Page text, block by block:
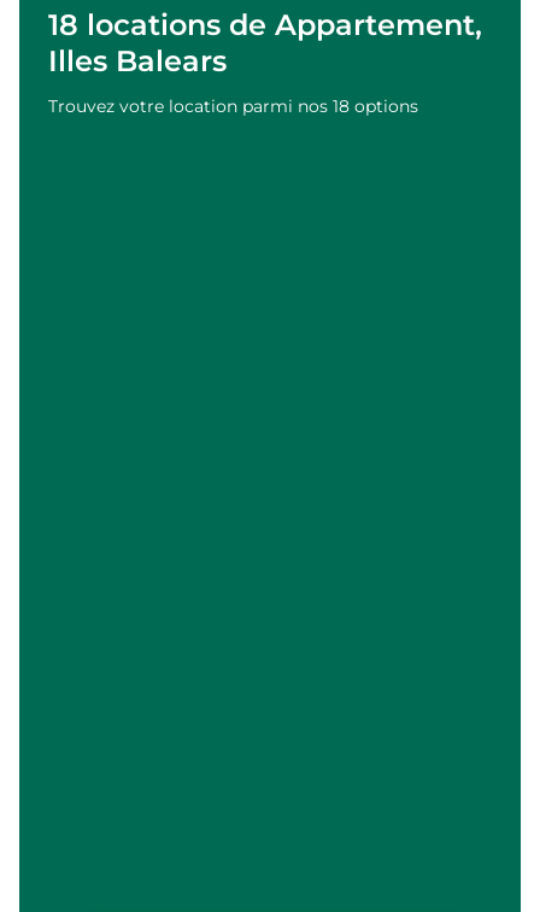
18 locations de Appartement,
Illes Balears
Trouvez votre location parmi nos 18 options